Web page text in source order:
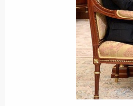
Встреча с
29 сентября
В
29 сентября